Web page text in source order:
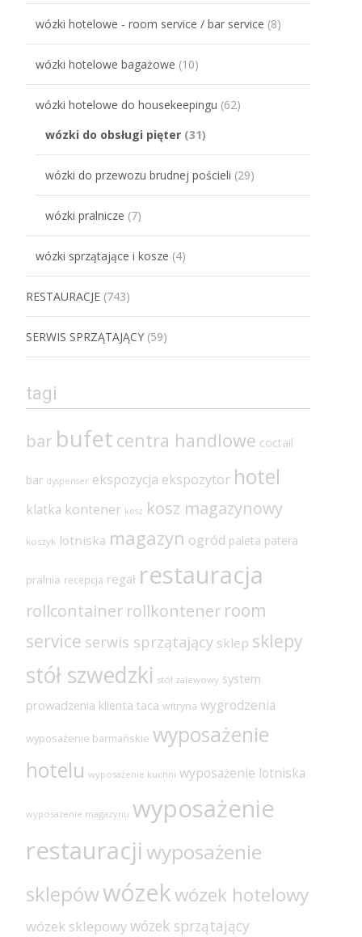
wózki hotelowe - room service / bar service (8)
wózki hotelowe bagażowe (10)
wózki hotelowe do housekeepingu (62)
wózki do obsługi pięter (31)
wózki do przewozu brudnej pościeli (29)
wózki pralnicze (7)
wózki sprzątające i kosze (4)
RESTAURACJE (743)
SERWIS SPRZĄTAJĄCY (59)
tagi
bar bufet centra handlowe coctail
bar dyspenser ekspozycja ekspozytor hotel
klatka kontener kosz kosz magazynowy
koszyk lotniska magazyn ogród paleta patera
pralnia recepcja regał restauracja
rollcontainer rollkontener room
service serwis sprzątający sklep sklepy
stół szwedzki stół zalewowy system
prowadzenia klienta taca witryna wygrodzenia
wyposażenie barmańskie wyposażenie
hotelu wyposażenie kuchni wyposażenie lotniska
wyposażenie magazynu wyposażenie
restauracjiwyposażenie
sklepówwózekwózek hotelowy
wózek sklepowywózek sprzątający